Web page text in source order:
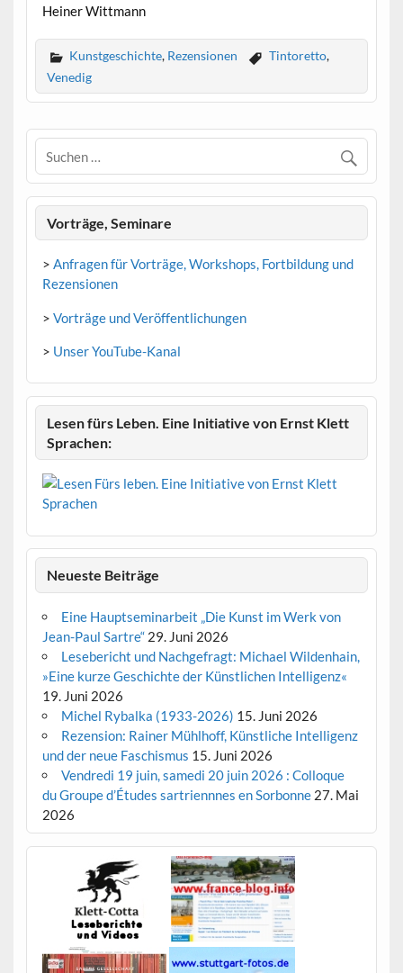
Heiner Wittmann
Kunstgeschichte, Rezensionen Tintoretto,
Venedig
Vorträge, Seminare
> Anfragen für Vorträge, Workshops, Fortbildung und
Rezensionen
> Vorträge und Veröffentlichungen
> Unser YouTube-Kanal
Lesen fürs Leben. Eine Initiative von Ernst Klett
Sprachen:
Neueste Beiträge
Eine Hauptseminarbeit „Die Kunst im Werk von
Jean-Paul Sartre“ 29. Juni 2026
Lesebericht und Nachgefragt: Michael Wildenhain,
»Eine kurze Geschichte der Künstlichen Intelligenz«
19. Juni 2026
Michel Rybalka (1933-2026) 15. Juni 2026
Rezension: Rainer Mühlhoff, Künstliche Intelligenz
und der neue Faschismus 15. Juni 2026
Vendredi 19 juin, samedi 20 juin 2026 : Colloque
du Groupe d’Études sartriennnes en Sorbonne 27. Mai
2026